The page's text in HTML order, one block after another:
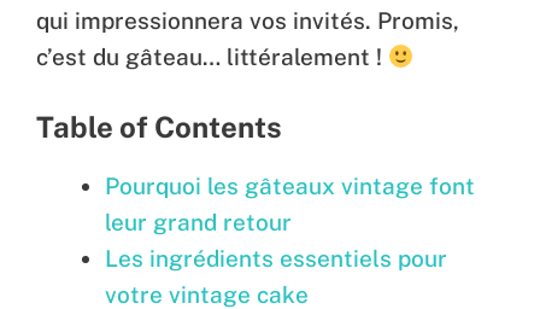
qui impressionnera vos invités. Promis,
c’est du gâteau… littéralement !
Table of Contents
Pourquoi les gâteaux vintage font
leur grand retour
Les ingrédients essentiels pour
votre vintage cake